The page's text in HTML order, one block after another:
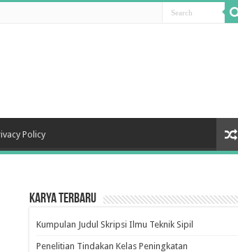
Policy
Karya Terbaru
Kumpulan Judul Skripsi Ilmu Teknik Sipil
Penelitian Tindakan Kelas Peningkatan